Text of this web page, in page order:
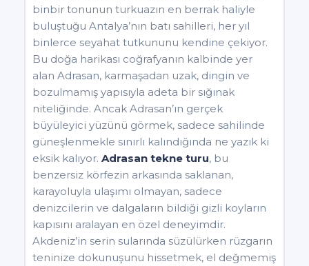
binbir tonunun turkuazın en berrak haliyle
buluştuğu Antalya’nın batı sahilleri, her yıl
binlerce seyahat tutkununu kendine çekiyor.
Bu doğa harikası coğrafyanın kalbinde yer
alan Adrasan, karmaşadan uzak, dingin ve
bozulmamış yapısıyla adeta bir sığınak
niteliğinde. Ancak Adrasan’ın gerçek
büyüleyici yüzünü görmek, sadece sahilinde
güneşlenmekle sınırlı kalındığında ne yazık ki
eksik kalıyor. Adrasan tekne turu, bu
benzersiz körfezin arkasında saklanan,
karayoluyla ulaşımı olmayan, sadece
denizcilerin ve dalgaların bildiği gizli koyların
kapısını aralayan en özel deneyimdir.
Akdeniz’in serin sularında süzülürken rüzgarın
teninize dokunuşunu hissetmek, el değmemiş